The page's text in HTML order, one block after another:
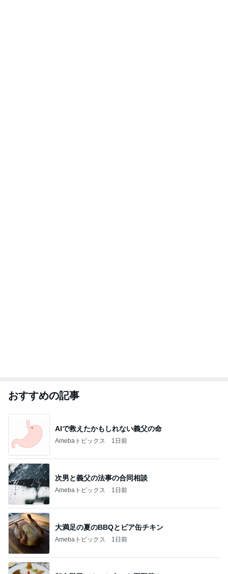
おすすめの記事
AIで救えたかもしれない義父の命
Amebaトピックス 1日前
次男と義父の法事の合同相談
Amebaトピックス 1日前
大満足の夏のBBQとビア缶チキン
Amebaトピックス 1日前
朝食難民でやっと食べた夏野菜カレー